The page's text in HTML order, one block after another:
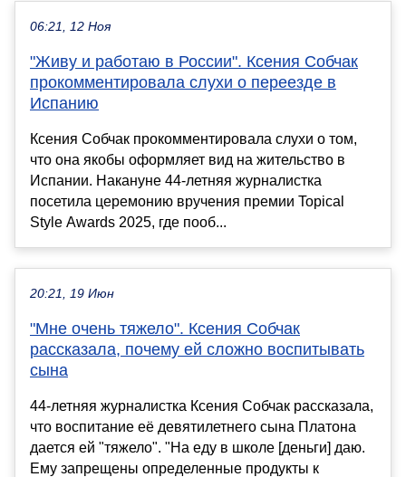
06:21, 12 Ноя
"Живу и работаю в России". Ксения Собчак
прокомментировала слухи о переезде в
Испанию
Ксения Собчак прокомментировала слухи о том,
что она якобы оформляет вид на жительство в
Испании. Накануне 44-летняя журналистка
посетила церемонию вручения премии Topical
Style Awards 2025, где пооб...
20:21, 19 Июн
"Мне очень тяжело". Ксения Собчак
рассказала, почему ей сложно воспитывать
сына
44-летняя журналистка Ксения Собчак рассказала,
что воспитание её девятилетнего сына Платона
дается ей "тяжело". "На еду в школе [деньги] даю.
Ему запрещены определенные продукты к